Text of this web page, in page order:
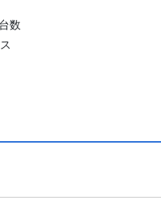
数